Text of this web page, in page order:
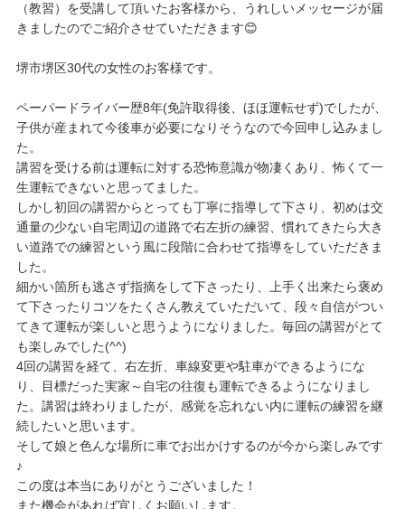
（教習）を受講して頂いたお客様から、うれしいメッセージが届
きましたのでご紹介させていただきます😊
堺市堺区30代の女性のお客様です。
ペーパードライバー歴8年(免許取得後、ほほ運転せず)でしたが、
子供が産まれて今後車が必要になりそうなので今回申し込みまし
た。
講習を受ける前は運転に対する恐怖意識が物凄くあり、怖くて一
生運転できないと思ってました。
しかし初回の講習からとっても丁寧に指導して下さり、初めは交
通量の少ない自宅周辺の道路で右左折の練習、慣れてきたら大き
い道路での練習という風に段階に合わせて指導をしていただきま
した。
細かい箇所も逃さず指摘をして下さったり、上手く出来たら褒め
て下さったりコツをたくさん教えていただいて、段々自信がつい
てきて運転が楽しいと思うようになりました。毎回の講習がとて
も楽しみでした(^^)
4回の講習を経て、右左折、車線変更や駐車ができるようにな
り、目標だった実家～自宅の往復も運転できるようになりまし
た。講習は終わりましたが、感覚を忘れない内に運転の練習を継
続したいと思います。
そして娘と色んな場所に車でお出かけするのが今から楽しみです
♪
この度は本当にありがとうございました！
また機会があれば宜しくお願いします。